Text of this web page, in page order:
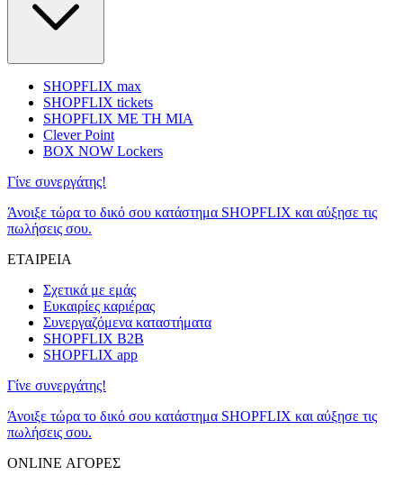
SHOPFLIX max
SHOPFLIX tickets
SHOPFLIX ΜΕ ΤΗ ΜΙΑ
Clever Point
BOX NOW Lockers
Γίνε συνεργάτης!
Άνοιξε τώρα το δικό σου κατάστημα SHOPFLIX και αύξησε τις
πωλήσεις σου.
ΕΤΑΙΡΕΙΑ
Σχετικά με εμάς
Ευκαιρίες καριέρας
Συνεργαζόμενα καταστήματα
SHOPFLIX B2B
SHOPFLIX app
Γίνε συνεργάτης!
Άνοιξε τώρα το δικό σου κατάστημα SHOPFLIX και αύξησε τις
πωλήσεις σου.
ONLINE ΑΓΟΡΕΣ